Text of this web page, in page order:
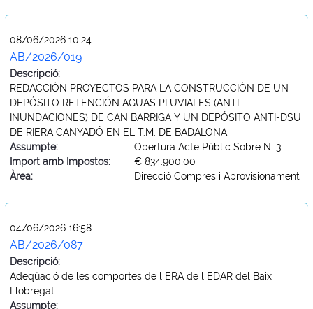
08/06/2026 10:24
AB/2026/019
Descripció:
REDACCIÓN PROYECTOS PARA LA CONSTRUCCIÓN DE UN
DEPÓSITO RETENCIÓN AGUAS PLUVIALES (ANTI-
INUNDACIONES) DE CAN BARRIGA Y UN DEPÓSITO ANTI-DSU
DE RIERA CANYADÓ EN EL T.M. DE BADALONA
Assumpte:
Obertura Acte Públic Sobre N. 3
Import amb Impostos:
€ 834.900,00
Àrea:
Direcció Compres i Aprovisionament
04/06/2026 16:58
AB/2026/087
Descripció:
Adeqüació de les comportes de l ERA de l EDAR del Baix
Llobregat
Assumpte: